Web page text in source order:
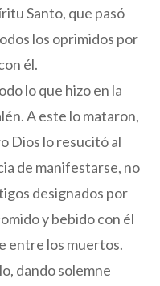
Santo, que pasó
los oprimidos por
él.
lo que hizo en la
A este lo mataron,
Dios lo resucitó al
de manifestarse, no
designados por
y bebido con él
entre los muertos.
dando solemne